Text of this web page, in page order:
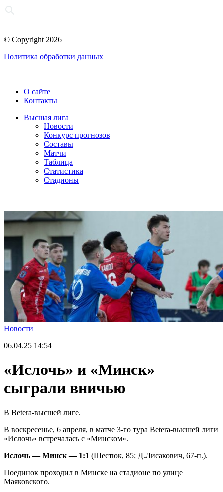
© Copyright 2026
Политика обработки данных
О сайте
Контакты
Высшая лига
Новости
Конкурс прогнозов
Составы
Матчи
Таблица
Статистика
Стадионы
Новости
06.04.25 14:54
«Ислочь» и «Минск»
сыграли вничью
В Betera-высшей лиге.
В воскресенье, 6 апреля, в матче 3-го тура Betera-высшей лиги
«Ислочь» встречалась с «Минском».
Ислочь — Минск — 1:1 (Шестюк, 85; Д.Лисакович, 67-п.).
Поединок проходил в Минске на стадионе по улице
Маяковского.